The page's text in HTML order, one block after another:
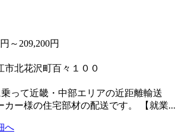
～209,200円
市北花沢町百々１００
乗って近畿・中部エリアの近距離輸送
カー様の住宅部材の配送です。 【就業...
へ